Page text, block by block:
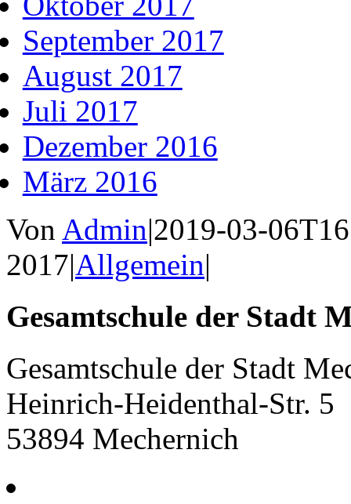
September 2017
August 2017
Juli 2017
Dezember 2016
März 2016
Von Admin|2019-03-
2017|Allgemein|
Gesamtschule der Stadt
Gesamtschule der Stadt
Heinrich-Heidenthal-Str. 5
53894 Mechernich